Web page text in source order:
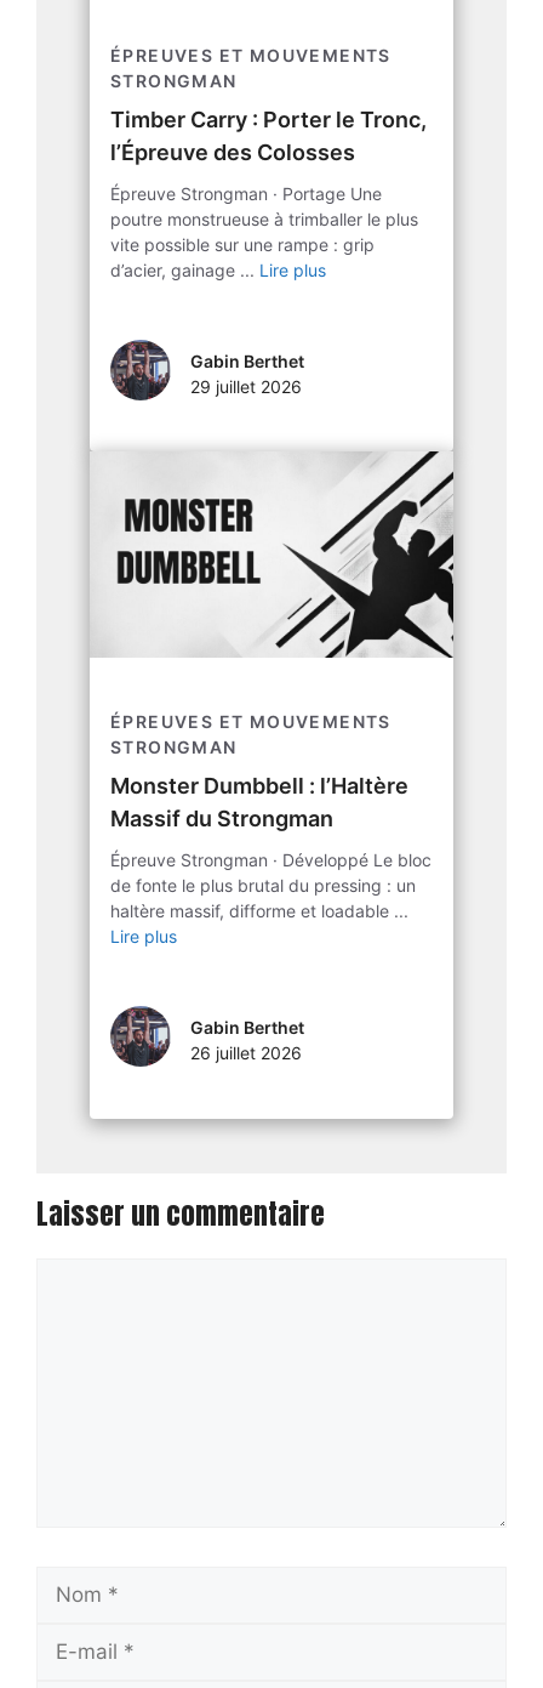
ÉPREUVES ET MOUVEMENTS
STRONGMAN
Timber Carry : Porter le Tronc,
l’Épreuve des Colosses
Épreuve Strongman · Portage Une
poutre monstrueuse à trimballer le plus
vite possible sur une rampe : grip
d’acier, gainage ... Lire plus
Gabin Berthet
29 juillet 2026
ÉPREUVES ET MOUVEMENTS
STRONGMAN
Monster Dumbbell : l’Haltère
Massif du Strongman
Épreuve Strongman · Développé Le bloc
de fonte le plus brutal du pressing : un
haltère massif, difforme et loadable ...
Lire plus
Gabin Berthet
26 juillet 2026
Laisser un commentaire
Nom